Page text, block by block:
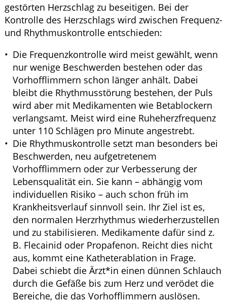
gestörten Herzschlag zu beseitigen. Bei der
Kontrolle des Herzschlags wird zwischen Frequenz-
und Rhythmuskontrolle entschieden:
Die Frequenzkontrolle wird meist gewählt, wenn
nur wenige Beschwerden bestehen oder das
Vorhofflimmern schon länger anhält. Dabei
bleibt die Rhythmusstörung bestehen, der Puls
wird aber mit Medikamenten wie Betablockern
verlangsamt. Meist wird eine Ruheherzfrequenz
unter 110 Schlägen pro Minute angestrebt.
Die Rhythmuskontrolle setzt man besonders bei
Beschwerden, neu aufgetretenem
Vorhofflimmern oder zur Verbesserung der
Lebensqualität ein. Sie kann – abhängig vom
individuellen Risiko – auch schon früh im
Krankheitsverlauf sinnvoll sein. Ihr Ziel ist es,
den normalen Herzrhythmus wiederherzustellen
und zu stabilisieren. Medikamente dafür sind z.
B. Flecainid oder Propafenon. Reicht dies nicht
aus, kommt eine Katheterablation in Frage.
Dabei schiebt die Ärzt*in einen dünnen Schlauch
durch die Gefäße bis zum Herz und verödet die
Bereiche, die das Vorhofflimmern auslösen.